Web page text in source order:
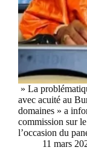
» La
avec acuité au
domaines » a
commission sur
l’occasion du
11 mars